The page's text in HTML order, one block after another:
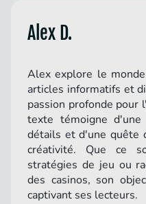
Alex D.
Alex explore le
articles informatifs et
passion profonde pour
texte témoigne
détails et d'une quête
créativité. Que ce
stratégies de jeu ou
des casinos, son
captivant ses lecteurs.